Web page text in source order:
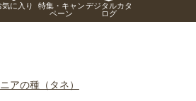
気に入り
特集・キャン
ペーン
デジタルカタ
ログ
アの種（タネ）